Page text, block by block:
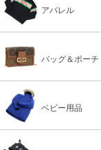
アパレル
バッグ＆ポーチ
ベビー用品